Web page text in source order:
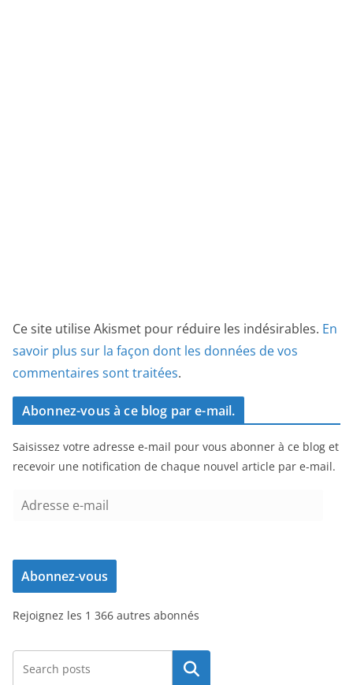
Ce site utilise Akismet pour réduire les indésirables. En
savoir plus sur la façon dont les données de vos
commentaires sont traitées.
Abonnez-vous à ce blog par e-mail.
Saisissez votre adresse e-mail pour vous abonner à ce blog et
recevoir une notification de chaque nouvel article par e-mail.
e
s
e
-
Abonnez-vous
Rejoignez les 1 366 autres abonnés
Rechercher